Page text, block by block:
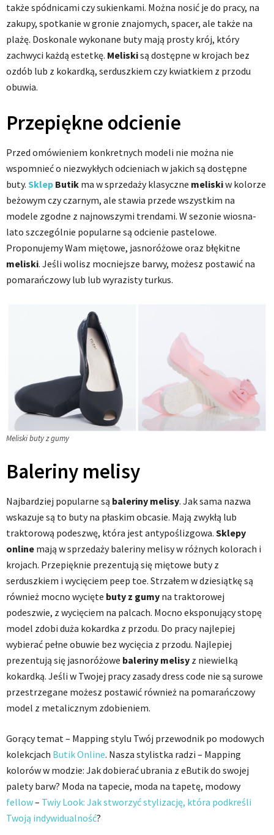
także spódnicami czy sukienkami. Można nosić je do pracy, na
zakupy, spotkanie w gronie znajomych, spacer, ale także na
plażę. Doskonale wykonane buty mają prosty krój, który
zachwyci każdą estetkę. Meliskisą dostępne w krojach bez
ozdób lub z kokardką, serduszkiem czy kwiatkiem z przodu
obuwia.
Przepiękne odcienie
Przed omówieniem konkretnych modeli nie można nie
wspomnieć o niezwykłych odcieniach w jakich są dostępne
buty. Sklep Butik ma w sprzedaży klasyczne meliskiw kolorze
beżowym czy czarnym, ale stawia przede wszystkim na
modele zgodne z najnowszymi trendami. W sezonie wiosna-
lato szczególnie popularne są odcienie pastelowe.
Proponujemy Wam miętowe, jasnoróżowe oraz błękitne
meliski. Jeśli wolisz mocniejsze barwy, możesz postawić na
pomarańczowy lub lub wyrazisty turkus.
Meliski buty z gumy
Baleriny melisy
Najbardziej popularne są baleriny melisy. Jak sama nazwa
wskazuje są to buty na płaskim obcasie. Mają zwykłą lub
traktorową podeszwę, która jest antypoślizgowa. Sklepy
online mają w sprzedaży baleriny melisy w różnych kolorach i
krojach. Przepięknie prezentują się miętowe buty z
serduszkiem i wycięciem peep toe. Strzałem w dziesiątkę są
również mocno wycięte buty z gumy na traktorowej
podeszwie, z wycięciem na palcach. Mocno eksponujący stopę
model zdobi duża kokardka z przodu. Do pracy najlepiej
wybierać pełne obuwie bez wycięcia z przodu. Najlepiej
prezentują się jasnoróżowe baleriny melisy z niewielką
kokardką. Jeśli w Twojej pracy zasady dress code nie są surowe
przestrzegane możesz postawić również na pomarańczowy
model z metalicznym zdobieniem.
Gorący temat – Mapping stylu Twój przewodnik po modowych
kolekcjach Butik Online. Nasza stylistka radzi – Mapping
kolorów w modzie: Jak dobierać ubrania z eButik do swojej
palety barw? Moda na tapecie, moda na tapetę, modowy
fellow– Twiy Look: Jak stworzyć stylizację, która podkreśli
Twoją indywidualność?